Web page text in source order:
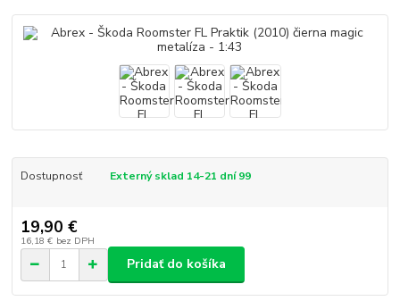
Dostupnosť Externý sklad 14-21 dní 99
19,90 €
16,18 € bez DPH
Pridať do košíka